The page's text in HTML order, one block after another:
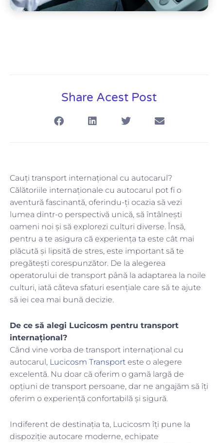
Share Acest Post
Cauți transport internațional cu autocarul?
Călătoriile internaționale cu autocarul pot fi o
aventură fascinantă, oferindu-ți ocazia să vezi
lumea dintr-o perspectivă unică, să întâlnești
oameni noi și să explorezi culturi diverse. Însă,
pentru a te asigura că experiența ta este cât mai
plăcută și lipsită de stres, este important să te
pregătești corespunzător. De la alegerea
operatorului de transport până la adaptarea la noile
culturi, iată câteva sfaturi esențiale care să te ajute
să iei cea mai bună decizie.
De ce să alegi Lucicosm pentru transport
internațional?
Când vine vorba de transport internațional cu
autocarul, Lucicosm Transport este o alegere
excelentă. Nu doar că oferim o gamă largă de
opțiuni de transport persoane, dar ne angajăm să îți
oferim o experiență confortabilă și sigură.
Indiferent de destinația ta, Lucicosm îți pune la
dispoziție autocare moderne, echipate